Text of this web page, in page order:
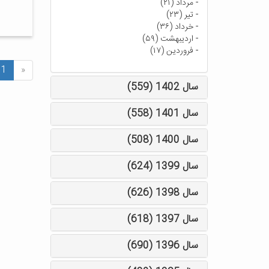
«
1
-مرداد (۲۱)
-تیر (۲۳)
-خرداد (۳۶)
- اردیبهشت (۵۹)
- فروردین (۱۷)
سال 1402 (559)
سال 1401 (558)
سال 1400 (508)
سال 1399 (624)
سال 1398 (626)
سال 1397 (618)
سال 1396 (690)